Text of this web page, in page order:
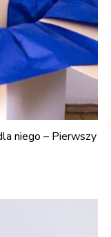
niego – Pierwszy